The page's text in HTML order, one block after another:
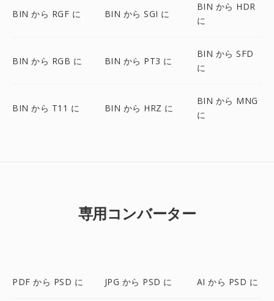
BIN から RGF に BIN から SGI に
BIN から HDR
に
BIN から RGB に BIN から PT3 に
BIN から SFD
に
BIN から T11 に BIN から HRZ に
BIN から MNG
に
専用コンバーター
PDF から PSD に JPG から PSD に AI から PSD に